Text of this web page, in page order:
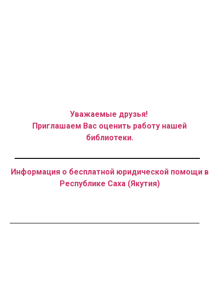
Уважаемые друзья!
Приглашаем Вас оценить работу нашей
библиотеки.
Информация о бесплатной юридической помощи в
Республике Саха (Якутия)